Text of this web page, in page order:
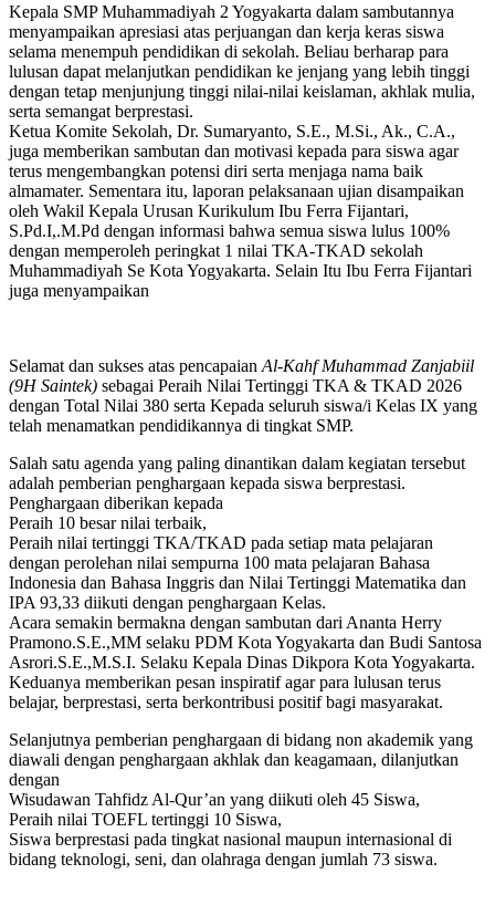
Kepala SMP Muhammadiyah 2 Yogyakarta dalam sambutannya
menyampaikan apresiasi atas perjuangan dan kerja keras siswa
selama menempuh pendidikan di sekolah. Beliau berharap para
lulusan dapat melanjutkan pendidikan ke jenjang yang lebih tinggi
dengan tetap menjunjung tinggi nilai-nilai keislaman, akhlak mulia,
serta semangat berprestasi.
Ketua Komite Sekolah, Dr. Sumaryanto, S.E., M.Si., Ak., C.A.,
juga memberikan sambutan dan motivasi kepada para siswa agar
terus mengembangkan potensi diri serta menjaga nama baik
almamater. Sementara itu, laporan pelaksanaan ujian disampaikan
oleh Wakil Kepala Urusan Kurikulum Ibu Ferra Fijantari,
S.Pd.I,.M.Pd dengan informasi bahwa semua siswa lulus 100%
dengan memperoleh peringkat 1 nilai TKA-TKAD sekolah
Muhammadiyah Se Kota Yogyakarta. Selain Itu Ibu Ferra Fijantari
juga menyampaikan
Selamat dan sukses atas pencapaian Al-Kahf Muhammad Zanjabiil
(9H Saintek) sebagai Peraih Nilai Tertinggi TKA & TKAD 2026
dengan Total Nilai 380 serta Kepada seluruh siswa/i Kelas IX yang
telah menamatkan pendidikannya di tingkat SMP.
Salah satu agenda yang paling dinantikan dalam kegiatan tersebut
adalah pemberian penghargaan kepada siswa berprestasi.
Penghargaan diberikan kepada
Peraih 10 besar nilai terbaik,
Peraih nilai tertinggi TKA/TKAD pada setiap mata pelajaran
dengan perolehan nilai sempurna 100 mata pelajaran Bahasa
Indonesia dan Bahasa Inggris dan Nilai Tertinggi Matematika dan
IPA 93,33 diikuti dengan penghargaan Kelas.
Acara semakin bermakna dengan sambutan dari Ananta Herry
Pramono.S.E.,MM selaku PDM Kota Yogyakarta dan Budi Santosa
Asrori.S.E.,M.S.I. Selaku Kepala Dinas Dikpora Kota Yogyakarta.
Keduanya memberikan pesan inspiratif agar para lulusan terus
belajar, berprestasi, serta berkontribusi positif bagi masyarakat.
Selanjutnya pemberian penghargaan di bidang non akademik yang
diawali dengan penghargaan akhlak dan keagamaan, dilanjutkan
dengan
Wisudawan Tahfidz Al-Qur’an yang diikuti oleh 45 Siswa,
Peraih nilai TOEFL tertinggi 10 Siswa,
Siswa berprestasi pada tingkat nasional maupun internasional di
bidang teknologi, seni, dan olahraga dengan jumlah 73 siswa.